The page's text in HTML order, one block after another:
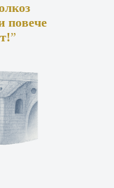
повече
”